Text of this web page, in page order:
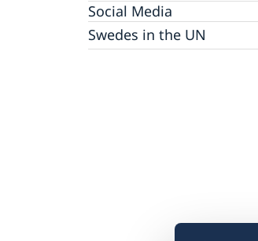
Bio Ambassador Nicola Clase
Job Openings
Contact
Internship
UN in a Brief
Social Media
Swedes in the UN